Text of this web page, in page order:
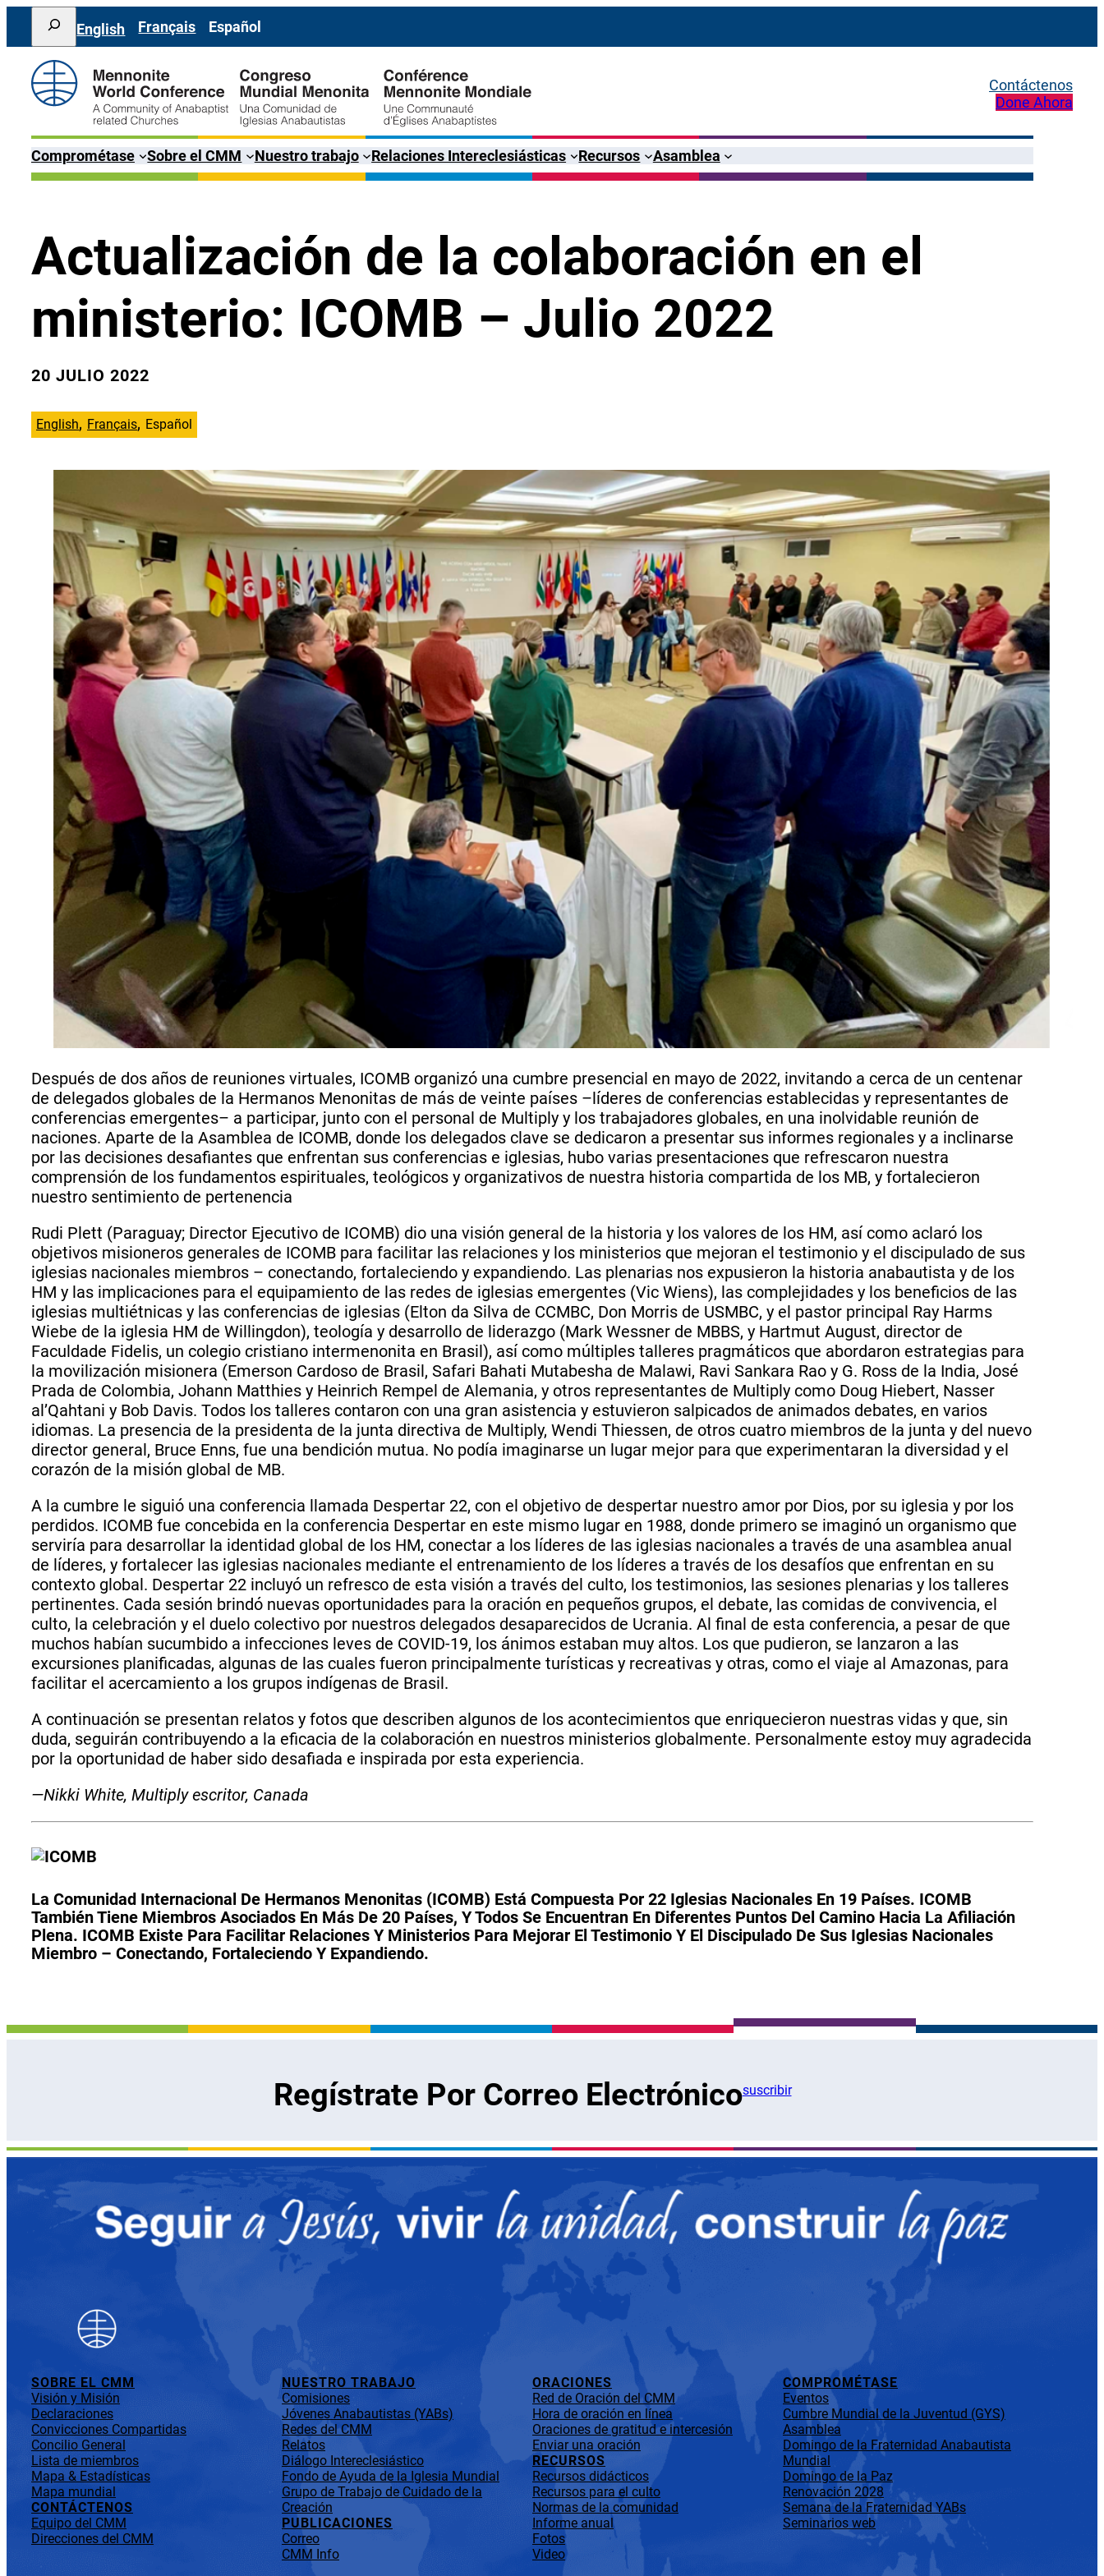
Saltar
contenido
Search
English Français Español
Contáctenos
Done Ahora
Comprométase Sobre el CMM Nuestro trabajo Relaciones Intereclesiásticas Recursos Asamblea
Actualización de la colaboración en el
ministerio: ICOMB – Julio 2022
20 JULIO 2022
English Français Español
Después de dos años de reuniones virtuales, ICOMB organizó una cumbre presencial en mayo de 2022, invitando a cerca de un centenar
de delegados globales de la Hermanos Menonitas de más de veinte países –líderes de conferencias establecidas y representantes de
conferencias emergentes– a participar, junto con el personal de Multiply y los trabajadores globales, en una inolvidable reunión de
naciones. Aparte de la Asamblea de ICOMB, donde los delegados clave se dedicaron a presentar sus informes regionales y a inclinarse
por las decisiones desafiantes que enfrentan sus conferencias e iglesias, hubo varias presentaciones que refrescaron nuestra
comprensión de los fundamentos espirituales, teológicos y organizativos de nuestra historia compartida de los MB, y fortalecieron
nuestro sentimiento de pertenencia
Rudi Plett (Paraguay; Director Ejecutivo de ICOMB) dio una visión general de la historia y los valores de los HM, así como aclaró los
objetivos misioneros generales de ICOMB para facilitar las relaciones y los ministerios que mejoran el testimonio y el discipulado de sus
iglesias nacionales miembros – conectando, fortaleciendo y expandiendo. Las plenarias nos expusieron la historia anabautista y de los
HM y las implicaciones para el equipamiento de las redes de iglesias emergentes (Vic Wiens), las complejidades y los beneficios de las
iglesias multiétnicas y las conferencias de iglesias (Elton da Silva de CCMBC, Don Morris de USMBC, y el pastor principal Ray Harms
Wiebe de la iglesia HM de Willingdon), teología y desarrollo de liderazgo (Mark Wessner de MBBS, y Hartmut August, director de
Faculdade Fidelis, un colegio cristiano intermenonita en Brasil), así como múltiples talleres pragmáticos que abordaron estrategias para
la movilización misionera (Emerson Cardoso de Brasil, Safari Bahati Mutabesha de Malawi, Ravi Sankara Rao y G. Ross de la India, José
Prada de Colombia, Johann Matthies y Heinrich Rempel de Alemania, y otros representantes de Multiply como Doug Hiebert, Nasser
al’Qahtani y Bob Davis. Todos los talleres contaron con una gran asistencia y estuvieron salpicados de animados debates, en varios
idiomas. La presencia de la presidenta de la junta directiva de Multiply, Wendi Thiessen, de otros cuatro miembros de la junta y del nuevo
director general, Bruce Enns, fue una bendición mutua. No podía imaginarse un lugar mejor para que experimentaran la diversidad y el
corazón de la misión global de MB.
A la cumbre le siguió una conferencia llamada Despertar 22, con el objetivo de despertar nuestro amor por Dios, por su iglesia y por los
perdidos. ICOMB fue concebida en la conferencia Despertar en este mismo lugar en 1988, donde primero se imaginó un organismo que
serviría para desarrollar la identidad global de los HM, conectar a los líderes de las iglesias nacionales a través de una asamblea anual
de líderes, y fortalecer las iglesias nacionales mediante el entrenamiento de los líderes a través de los desafíos que enfrentan en su
contexto global. Despertar 22 incluyó un refresco de esta visión a través del culto, los testimonios, las sesiones plenarias y los talleres
pertinentes. Cada sesión brindó nuevas oportunidades para la oración en pequeños grupos, el debate, las comidas de convivencia, el
culto, la celebración y el duelo colectivo por nuestros delegados desaparecidos de Ucrania. Al final de esta conferencia, a pesar de que
muchos habían sucumbido a infecciones leves de COVID-19, los ánimos estaban muy altos. Los que pudieron, se lanzaron a las
excursiones planificadas, algunas de las cuales fueron principalmente turísticas y recreativas y otras, como el viaje al Amazonas, para
facilitar el acercamiento a los grupos indígenas de Brasil.
A continuación se presentan relatos y fotos que describen algunos de los acontecimientos que enriquecieron nuestras vidas y que, sin
duda, seguirán contribuyendo a la eficacia de la colaboración en nuestros ministerios globalmente. Personalmente estoy muy agradecida
por la oportunidad de haber sido desafiada e inspirada por esta experiencia.
—Nikki White, Multiply escritor, Canada
La Comunidad Internacional De Hermanos Menonitas (ICOMB) Está Compuesta Por 22 Iglesias Nacionales En 19 Países. ICOMB
También Tiene Miembros Asociados En Más De 20 Países, Y Todos Se Encuentran En Diferentes Puntos Del Camino Hacia La Afiliación
Plena. ICOMB Existe Para Facilitar Relaciones Y Ministerios Para Mejorar El Testimonio Y El Discipulado De Sus Iglesias Nacionales
Miembro – Conectando, Fortaleciendo Y Expandiendo.
Regístrate Por Correo Electrónicosuscribir
SOBRE EL CMM
Visión y Misión
Declaraciones
Convicciones Compartidas
Concilio General
Lista de miembros
Mapa & Estadísticas
Mapa mundial
CONTÁCTENOS
Equipo del CMM
Direcciones del CMM
NUESTRO TRABAJO
Comisiones
Jóvenes Anabautistas (YABs)
Redes del CMM
Relatos
Diálogo Intereclesiástico
Fondo de Ayuda de la Iglesia Mundial
Grupo de Trabajo de Cuidado de la
Creación
PUBLICACIONES
Correo
CMM Info
ORACIONES
Red de Oración del CMM
Hora de oración en línea
Oraciones de gratitud e intercesión
Enviar una oración
RECURSOS
Recursos didácticos
Recursos para el culto
Normas de la comunidad
Informe anual
Fotos
Video
COMPROMÉTASE
Eventos
Cumbre Mundial de la Juventud (GYS)
Asamblea
Domingo de la Fraternidad Anabautista
Mundial
Domingo de la Paz
Renovación 2028
Semana de la Fraternidad YABs
Seminarios web